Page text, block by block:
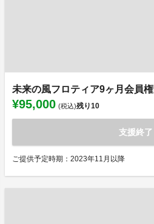
未来の風フロティア9ヶ月会員権
¥95,000 (税込)残り10
支援終了
ご提供予定時期：2023年11月以降